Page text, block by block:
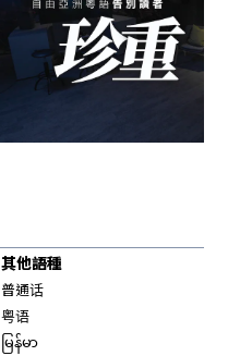
其他語種
普通话
粤语
မြန်မာ